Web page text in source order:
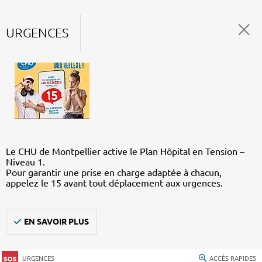
URGENCES
Le CHU de Montpellier active le Plan Hôpital en Tension –
Niveau 1.
Pour garantir une prise en charge adaptée à chacun,
appelez le 15 avant tout déplacement aux urgences.
EN SAVOIR PLUS
URGENCES ACCÈS RAPIDES